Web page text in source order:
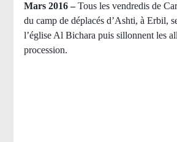
Mars 2016 –Tous les vendredis de
du camp de déplacés d’Ashti, à Erbil,
l’église Al Bichara puis sillonnent les
procession.